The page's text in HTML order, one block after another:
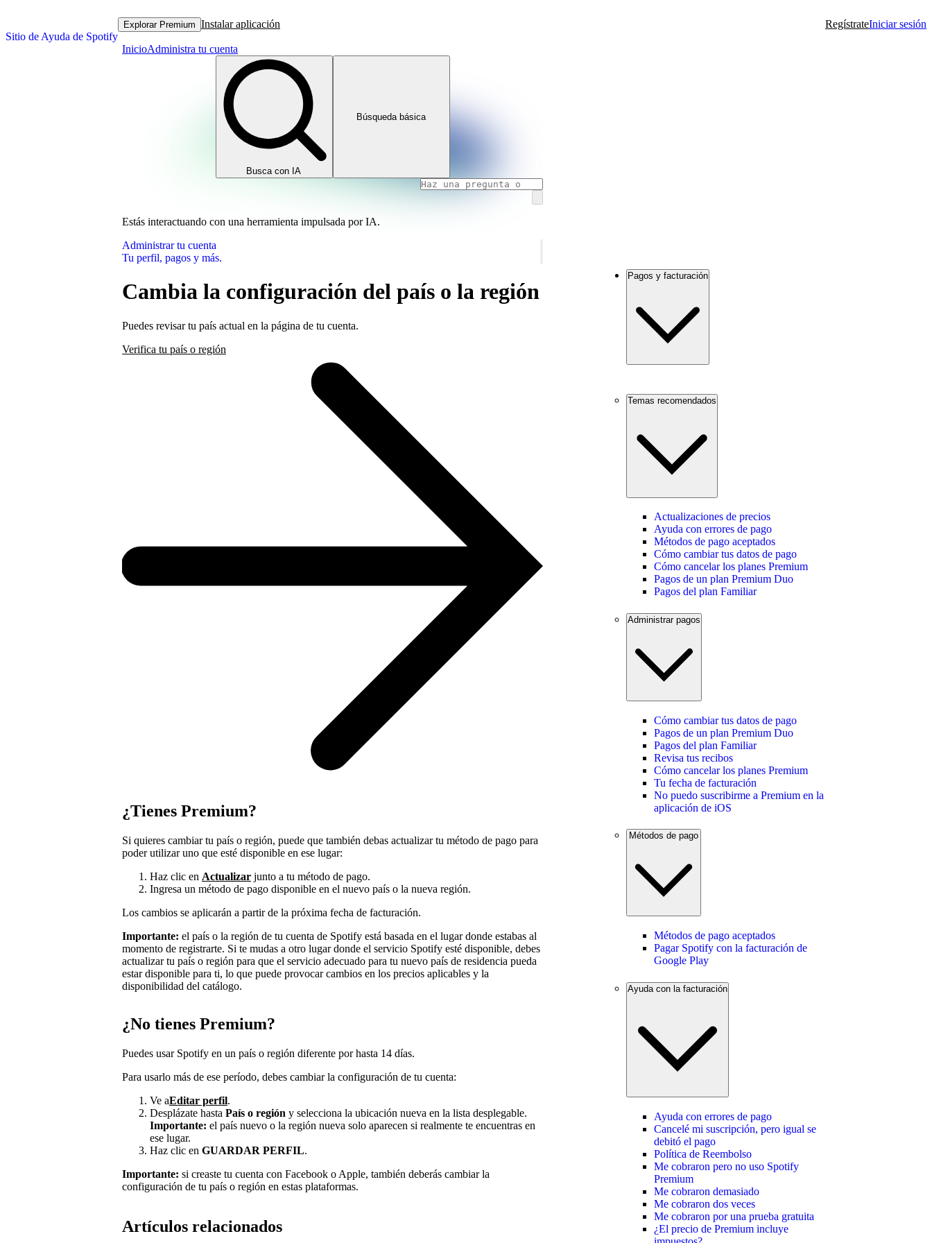
Sitio de Ayuda de Spotify
Explorar Premium Instalar aplicación RegístrateIniciar sesión
InicioAdministra tu cuenta
Busca con IA
Búsqueda básica
Estás interactuando con una herramienta impulsada por IA.
Administrar tu cuenta
Tu perfil, pagos y más.
Cambia la configuración del país o la región
Puedes revisar tu país actual en la página de tu cuenta.
Verifica tu país o región
¿Tienes Premium?
Si quieres cambiar tu país o región, puede que también debas actualizar tu método de pago para
poder utilizar uno que esté disponible en ese lugar:
Haz clic en Actualizar junto a tu método de pago.
Ingresa un método de pago disponible en el nuevo país o la nueva región.
Los cambios se aplicarán a partir de la próxima fecha de facturación.
Importante: el país o la región de tu cuenta de Spotify está basada en el lugar donde estabas al
momento de registrarte. Si te mudas a otro lugar donde el servicio Spotify esté disponible, debes
actualizar tu país o región para que el servicio adecuado para tu nuevo país de residencia pueda
estar disponible para ti, lo que puede provocar cambios en los precios aplicables y la
disponibilidad del catálogo.
¿No tienes Premium?
Puedes usar Spotify en un país o región diferente por hasta 14 días.
Para usarlo más de ese período, debes cambiar la configuración de tu cuenta:
Ve aEditar perfil.
Desplázate hasta País o región y selecciona la ubicación nueva en la lista desplegable.
Importante: el país nuevo o la región nueva solo aparecen si realmente te encuentras en
ese lugar.
Haz clic en GUARDAR PERFIL.
Importante: si creaste tu cuenta con Facebook o Apple, también deberás cambiar la
configuración de tu país o región en estas plataformas.
Artículos relacionados
Pagos y facturación
Temas recomendados
Actualizaciones de precios
Ayuda con errores de pago
Métodos de pago aceptados
Cómo cambiar tus datos de pago
Cómo cancelar los planes Premium
Pagos de un plan Premium Duo
Pagos del plan Familiar
Administrar pagos
Cómo cambiar tus datos de pago
Pagos de un plan Premium Duo
Pagos del plan Familiar
Revisa tus recibos
Cómo cancelar los planes Premium
Tu fecha de facturación
No puedo suscribirme a Premium en la
aplicación de iOS
Métodos de pago aceptados
Pagar Spotify con la facturación de
Google Play
Ayuda con la facturación
Ayuda con errores de pago
Cancelé mi suscripción, pero igual se
debitó el pago
Política de Reembolso
Me cobraron pero no uso Spotify
Premium
Me cobraron demasiado
Me cobraron dos veces
Me cobraron por una prueba gratuita
¿El precio de Premium incluye